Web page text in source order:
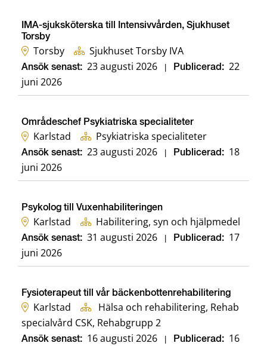
IMA-sjuksköterska till Intensivvården, Sjukhuset
Torsby
Torsby Sjukhuset Torsby IVA
Ansök senast: 23 augusti 2026 Publicerad: 22
juni 2026
Områdeschef Psykiatriska specialiteter
Karlstad Psykiatriska specialiteter
Ansök senast: 23 augusti 2026 Publicerad: 18
juni 2026
Psykolog till Vuxenhabiliteringen
Karlstad Habilitering, syn och hjälpmedel
Ansök senast: 31 augusti 2026 Publicerad: 17
juni 2026
Fysioterapeut till vår bäckenbottenrehabilitering
Karlstad
Hälsa och rehabilitering, Rehab
specialvård CSK, Rehabgrupp 2
Ansök senast: 16 augusti 2026 Publicerad: 16